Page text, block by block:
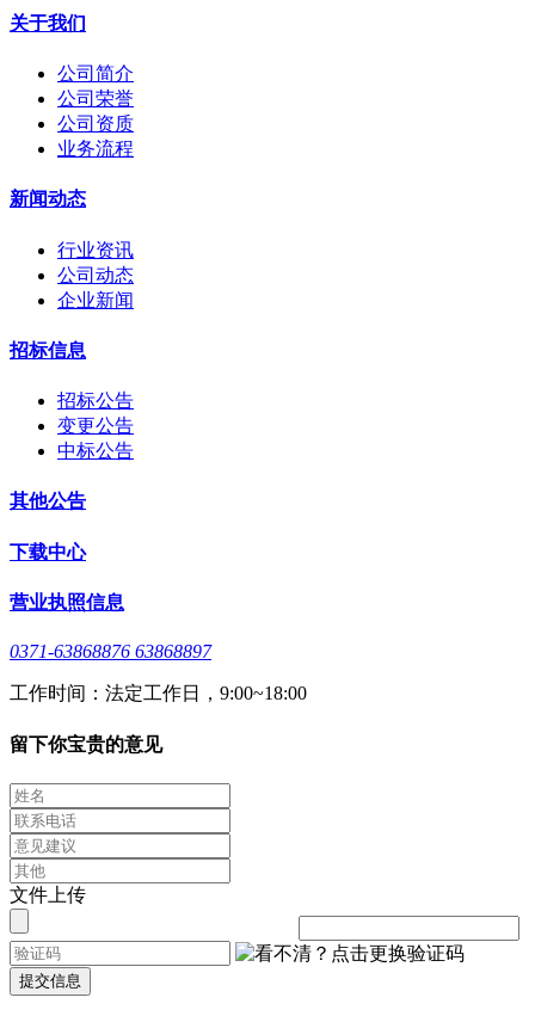
关于我们
公司简介
公司荣誉
公司资质
业务流程
新闻动态
行业资讯
公司动态
企业新闻
招标信息
招标公告
变更公告
中标公告
其他公告
下载中心
营业执照信息
0371-63868876 63868897
工作时间：法定工作日，9:00~18:00
留下你宝贵的意见
文件上传
提交信息